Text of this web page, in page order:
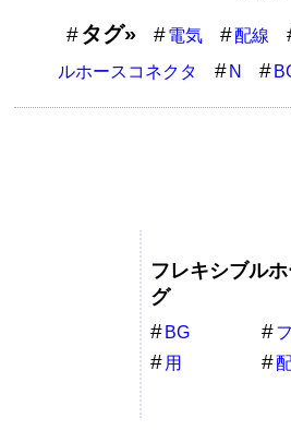
タグ» 電気 配線
ルホースコネクタ
N
フレキシブル
グ
BG
ル
用